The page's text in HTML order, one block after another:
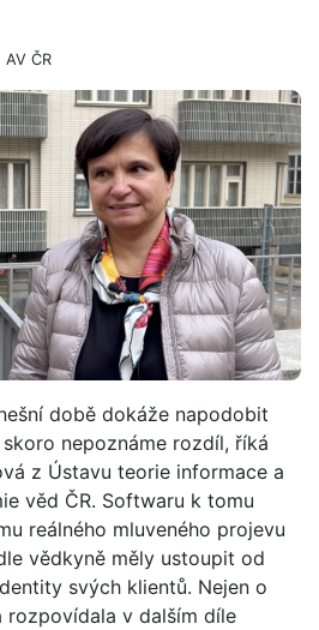
AV ČR
době dokáže napodobit
nepoznáme rozdíl, říká
z Ústavu teorie informace a
věd ČR. Softwaru k tomu
reálného mluveného projevu
vědkyně měly ustoupit od
svých klientů. Nejen o
rozpovídala v dalším díle